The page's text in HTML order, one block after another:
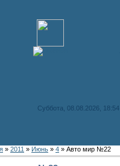
Суббота, 08.08.2026, 18:54
» 2011 » Июнь » 4 » Авто мир №22